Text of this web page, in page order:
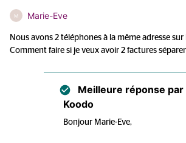
M Marie-Eve
Nous avons 2 téléphones à la même adresse
Comment faire si je veux avoir 2 factures
Meilleure réponse par
Koodo
Bonjour Marie-Eve,